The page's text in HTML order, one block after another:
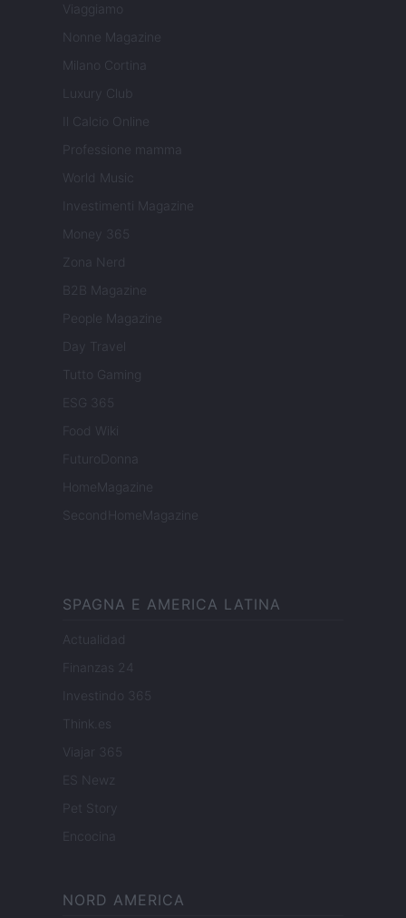
Viaggiamo
Nonne Magazine
Milano Cortina
Luxury Club
Il Calcio Online
Professione mamma
World Music
Investimenti Magazine
Money 365
Zona Nerd
B2B Magazine
People Magazine
Day Travel
Tutto Gaming
ESG 365
Food Wiki
FuturoDonna
HomeMagazine
SecondHomeMagazine
SPAGNA E AMERICA LATINA
Actualidad
Finanzas 24
Investindo 365
Think.es
Viajar 365
ES Newz
Pet Story
Encocina
NORD AMERICA